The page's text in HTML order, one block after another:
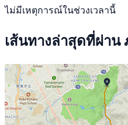
ไม่มีเหตุการณ์ในช่วงเวลานี้
เส้นทางล่าสุดที่ผ่าน